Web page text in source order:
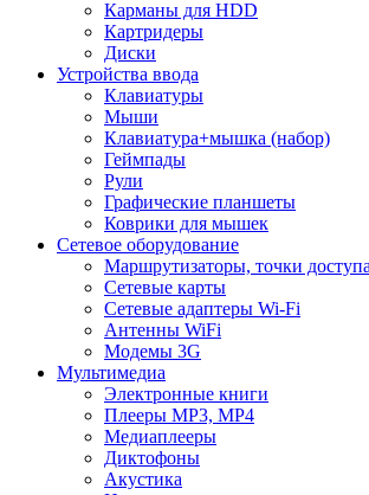
Карманы для HDD
Картридеры
Диски
Устройства ввода
Клавиатуры
Мыши
Клавиатура+мышка (набор)
Геймпады
Рули
Графические планшеты
Коврики для мышек
Сетевое оборудование
Маршрутизаторы, точки
Сетевые карты
Сетевые адаптеры Wi-Fi
Антенны WiFi
Модемы 3G
Мультимедиа
Электронные книги
Плееры MP3, MP4
Медиаплееры
Диктофоны
Акустика